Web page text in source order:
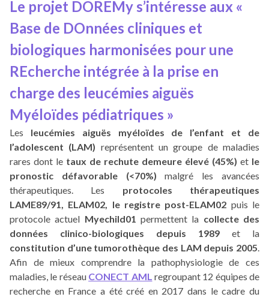
Le projet DOREMy s’intéresse aux «
Base de DOnnées cliniques et
biologiques harmonisées pour une
REcherche intégrée à la prise en
charge des leucémies aiguës
Myéloïdes pédiatriques »
Les leucémies aiguës myéloïdes de l’enfant et de
l’adolescent (LAM) représentent un groupe de maladies
rares dont le taux de rechute demeure élevé (45%) et le
pronostic défavorable (<70%) malgré les avancées
thérapeutiques. Les protocoles thérapeutiques
LAME89/91, ELAM02, le registre post-ELAM02 puis le
protocole actuel Myechild01 permettent la collecte des
données clinico-biologiques depuis 1989 et la
constitution d’une tumorothèque des LAM depuis 2005.
Afin de mieux comprendre la pathophysiologie de ces
maladies, le réseau CONECT AML regroupant 12 équipes de
recherche en France a été créé en 2017 dans le cadre du